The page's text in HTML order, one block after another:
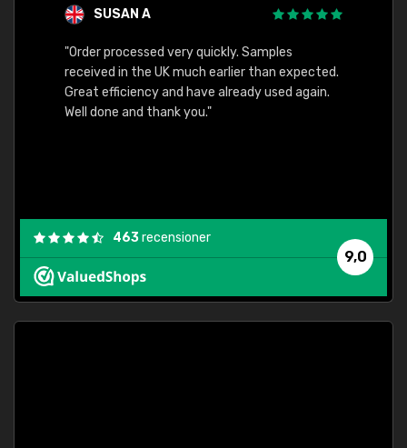
SUSAN A
"Order processed very quickly. Samples
received in the UK much earlier than expected.
Great efficiency and have already used again.
Well done and thank you."
9,0
463recensioner